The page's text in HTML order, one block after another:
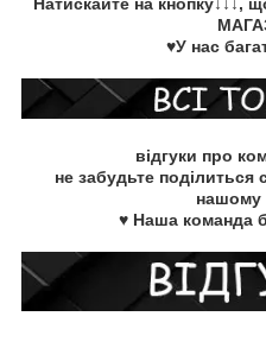
♥У нас
відгуки про
не забудьте поділиться
нашому
♥ Наша команда